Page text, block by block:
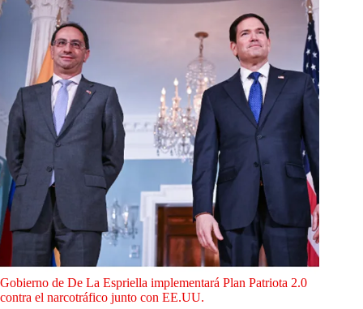
Gobierno de De La Espriella implementará Plan Patriota 2.0
contra el narcotráfico junto con EE.UU.